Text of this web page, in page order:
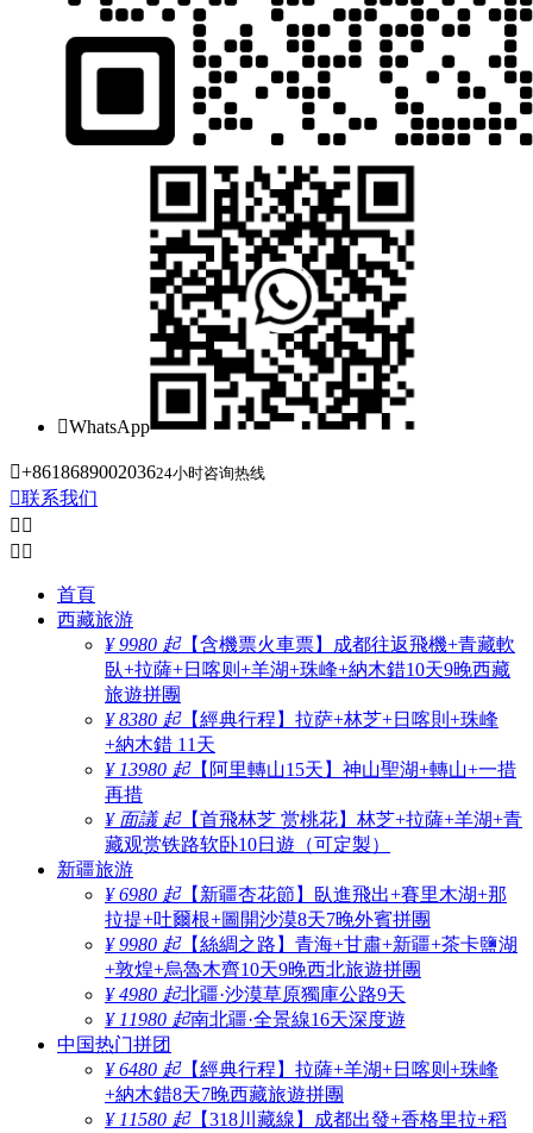
WhatsApp
+861868900203624小时咨询热线
联系我们
 
 
首頁
西藏旅游
¥ 9980 起【含機票火車票】成都往返飛機+青藏軟
臥+拉薩+日喀则+羊湖+珠峰+納木錯10天9晚西藏
旅遊拼團
¥ 8380 起【經典行程】拉萨+林芝+日喀則+珠峰
+納木錯 11天
¥ 13980 起【阿里轉山15天】神山聖湖+轉山+一措
再措
¥ 面議 起【首飛林芝 赏桃花】林芝+拉薩+羊湖+青
藏观赏铁路软卧10日遊（可定製）
新疆旅游
¥ 6980 起【新疆杏花節】臥進飛出+賽里木湖+那
拉提+吐爾根+圖開沙漠8天7晚外賓拼團
¥ 9980 起【絲綢之路】青海+甘肅+新疆+茶卡鹽湖
+敦煌+烏魯木齊10天9晚西北旅遊拼團
¥ 4980 起北疆·沙漠草原獨庫公路9天
¥ 11980 起南北疆·全景線16天深度遊
中国热门拼团
¥ 6480 起【經典行程】拉薩+羊湖+日喀则+珠峰
+納木錯8天7晚西藏旅遊拼團
¥ 11580 起【318川藏線】成都出發+香格里拉+稻